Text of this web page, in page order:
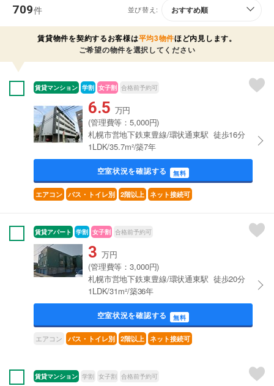
709件 並び替え:
賃貸物件を契約するお客様は平均3物件ほど内見します。
ご希望の物件を選択してください
賃貸マンション 学割 女子割 合格前予約可
6.5 万円
(管理費等：5,000円)
札幌市営地下鉄東豊線/環状通東駅 徒歩16分
1LDK/35.7m²/築7年
空室状況を確認する 無料
エアコン バス・トイレ別 2階以上 ネット接続可
賃貸アパート 学割 女子割 合格前予約可
3 万円
(管理費等：3,000円)
札幌市営地下鉄東豊線/環状通東駅 徒歩20分
1LDK/31m²/築36年
空室状況を確認する 無料
エアコン バス・トイレ別 2階以上 ネット接続可
賃貸マンション 学割 女子割 合格前予約可